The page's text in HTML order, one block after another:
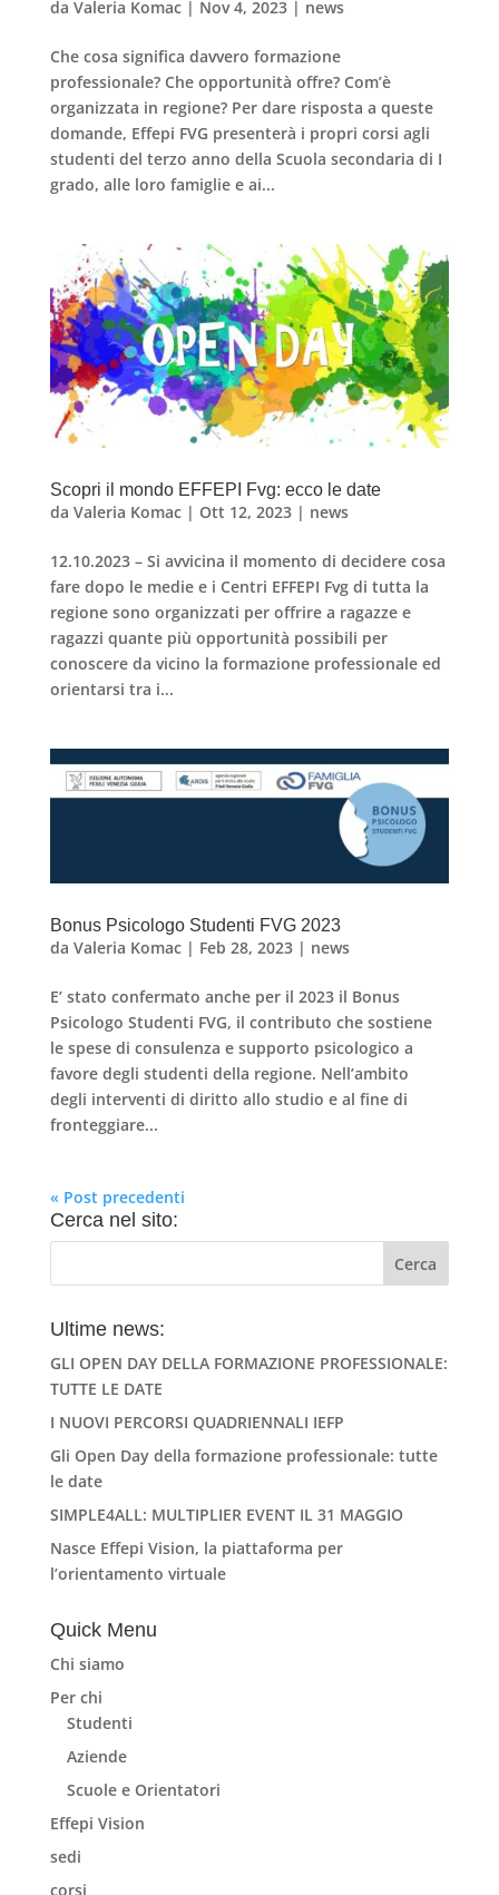
da Valeria Komac| Nov 4, 2023| news
Che cosa significa davvero formazione
professionale? Che opportunità offre? Com’è
organizzata in regione? Per dare risposta a queste
domande, Effepi FVG presenterà i propri corsi agli
studenti del terzo anno della Scuola secondaria di I
grado, alle loro famiglie e ai...
Scopri il mondo EFFEPI Fvg: ecco le date
da Valeria Komac| Ott 12, 2023| news
12.10.2023 – Si avvicina il momento di decidere cosa
fare dopo le medie e i Centri EFFEPI Fvg di tutta la
regione sono organizzati per offrire a ragazze e
ragazzi quante più opportunità possibili per
conoscere da vicino la formazione professionale ed
orientarsi tra i...
Bonus Psicologo Studenti FVG 2023
da Valeria Komac| Feb 28, 2023| news
E’ stato confermato anche per il 2023 il Bonus
Psicologo Studenti FVG, il contributo che sostiene
le spese di consulenza e supporto psicologico a
favore degli studenti della regione. Nell’ambito
degli interventi di diritto allo studio e al fine di
fronteggiare...
« Post precedenti
Cerca nel sito:
Ultime news:
GLI OPEN DAY DELLA FORMAZIONE PROFESSIONALE:
TUTTE LE DATE
I NUOVI PERCORSI QUADRIENNALI IEFP
Gli Open Day della formazione professionale: tutte
le date
SIMPLE4ALL: MULTIPLIER EVENT IL 31 MAGGIO
Nasce Effepi Vision, la piattaforma per
l’orientamento virtuale
Quick Menu
Chi siamo
Per chi
Studenti
Aziende
Scuole e Orientatori
Effepi Vision
sedi
corsi